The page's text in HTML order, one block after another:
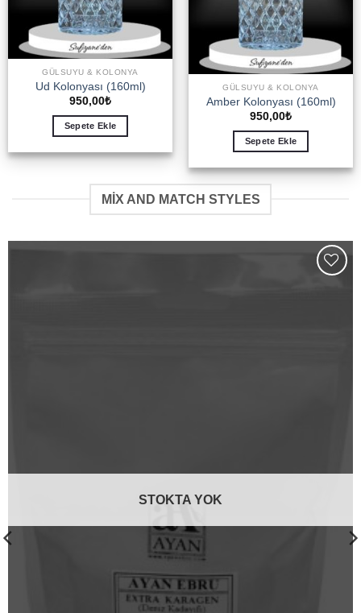
GÜLSUYU & KOLONYA
Ud Kolonyası (160ml)
950,00₺
Sepete Ekle
GÜLSUYU & KOLONYA
Amber Kolonyası (160ml)
950,00₺
Sepete Ekle
MIX AND MATCH STYLES
STOKTA YOK